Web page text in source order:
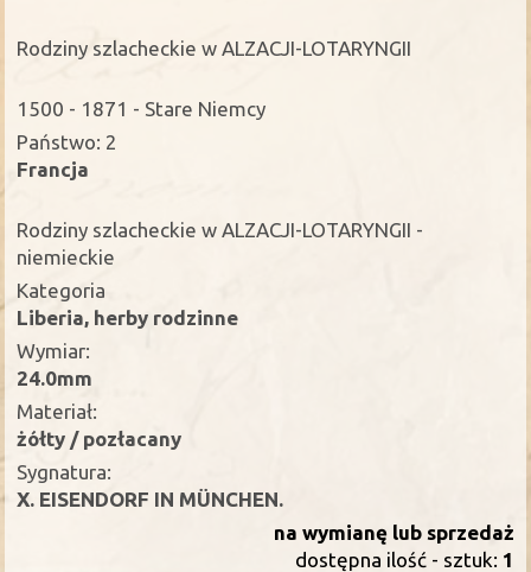
Rodziny szlacheckie w ALZACJI-LOTARYNGII
1500 - 1871 - Stare Niemcy
Państwo: 2
Francja
Rodziny szlacheckie w ALZACJI-LOTARYNGII -
niemieckie
Kategoria
Liberia, herby rodzinne
Wymiar:
24.0mm
Materiał:
żółty / pozłacany
Sygnatura:
X. EISENDORF IN MÜNCHEN.
na wymianę lub sprzedaż
dostępna ilość - sztuk: 1